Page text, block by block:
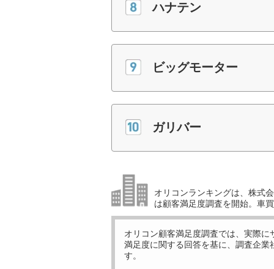
ハナテン
ビッグモーター
ガリバー
オリコンランキングは、株式
は顧客満足度調査を開始。車
オリコン顧客満足度調査では、実際に
満足度に関する回答を基に、調査企業
す。